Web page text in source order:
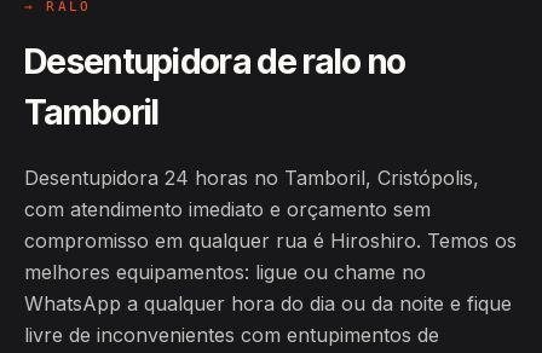
→ RALO
Desentupidora de ralo no
Tamboril
Desentupidora 24 horas no Tamboril, Cristópolis,
com atendimento imediato e orçamento sem
compromisso em qualquer rua é Hiroshiro. Temos os
melhores equipamentos: ligue ou chame no
WhatsApp a qualquer hora do dia ou da noite e fique
livre de inconvenientes com entupimentos de